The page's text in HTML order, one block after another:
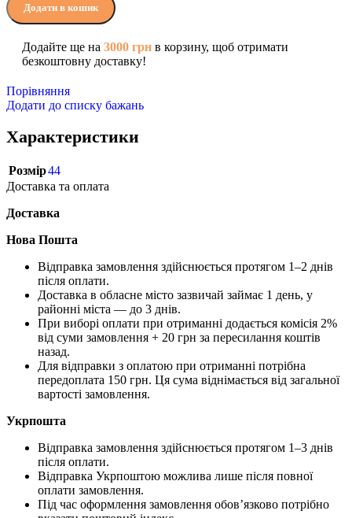
Додати в кошик
Додайте ще на 3000 грн в корзину, щоб отримати
безкоштовну доставку!
Порівняння
Додати до списку бажань
Характеристики
Розмір44
Доставка та оплата
Доставка
Нова Пошта
Відправка замовлення здійснюється протягом 1–2 днів
після оплати.
Доставка в обласне місто зазвичай займає 1 день, у
районні міста — до 3 днів.
При виборі оплати при отриманні додається комісія 2%
від суми замовлення + 20 грн за пересилання коштів
назад.
Для відправки з оплатою при отриманні потрібна
передоплата 150 грн. Ця сума віднімається від загальної
вартості замовлення.
Укрпошта
Відправка замовлення здійснюється протягом 1–3 днів
після оплати.
Відправка Укрпоштою можлива лише після повної
оплати замовлення.
Під час оформлення замовлення обов’язково потрібно